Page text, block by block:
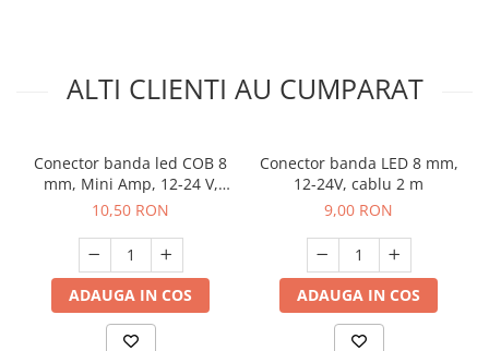
ALTI CLIENTI AU CUMPARAT
Conector banda led COB 8
mm, Mini Amp, 12-24 V,
cablu 2 m
10,50 RON
ADAUGA IN COS
Conector banda LED 8 mm,
12-24V, cablu 2 m
9,00 RON
ADAUGA IN COS